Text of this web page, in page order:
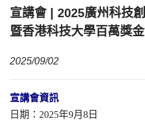
宣講會 | 2025廣州科技
暨香港科技大學百萬獎
2025/09/02
宣講會資訊
日期：2025年9月8日